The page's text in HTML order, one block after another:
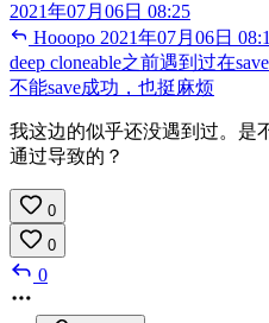
2021年07月06日 08:25
Hooopo 2021年07月06日
deep cloneable之前遇到过在
不能save成功，也挺麻烦
我这边的似乎还没遇到过。是
通过导致的？
0
0
0